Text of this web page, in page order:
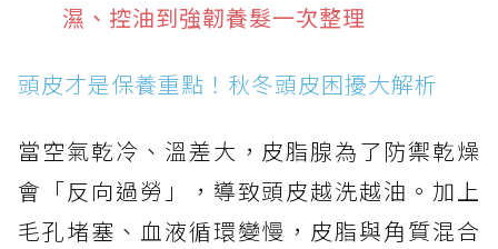
濕、控油到強韌養髮一次整理
頭皮才是保養重點！秋冬頭皮困擾大解析
當空氣乾冷、溫差大，皮脂腺為了防禦乾燥
會「反向過勞」，導致頭皮越洗越油。加上
毛孔堵塞、血液循環變慢，皮脂與角質混合